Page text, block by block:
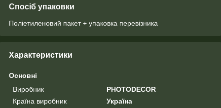
Спосіб упаковки
Поліетиленовий пакет + упаковка перевізника
Характеристики
Основні
Виробник
PHOTODECOR
Країна виробник
Україна